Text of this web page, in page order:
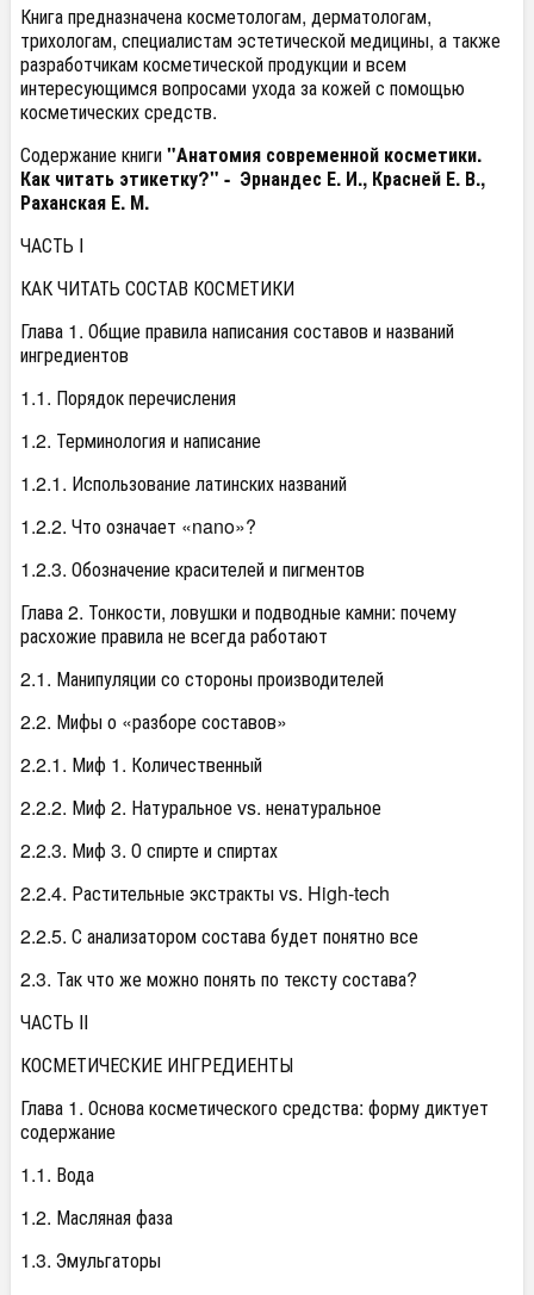
Книга предназначена косметологам, дерматологам,
трихологам, специалистам эстетической медицины, а также
разработчикам косметической продукции и всем
интересующимся вопросами ухода за кожей с помощью
косметических средств.
Содержание книги"Анатомия современной косметики.
Как читать этикетку?" - Эрнандес Е. И., Красней Е. В.,
Раханская Е. М.
ЧАСТЬ I
КАК ЧИТАТЬ СОСТАВ КОСМЕТИКИ
Глава 1. Общие правила написания составов и названий
ингредиентов
1.1. Порядок перечисления
1.2. Терминология и написание
1.2.1. Использование латинских названий
1.2.2. Что означает «nano»?
1.2.3. Обозначение красителей и пигментов
Глава 2. Тонкости, ловушки и подводные камни: почему
расхожие правила не всегда работают
2.1. Манипуляции со стороны производителей
2.2. Мифы о «разборе составов»
2.2.1. Миф 1. Количественный
2.2.2. Миф 2. Натуральное vs. ненатуральное
2.2.3. Миф 3. О спирте и спиртах
2.2.4. Растительные экстракты vs. High-tech
2.2.5. С анализатором состава будет понятно все
2.3. Так что же можно понять по тексту состава?
ЧАСТЬ II
КОСМЕТИЧЕСКИЕ ИНГРЕДИЕНТЫ
Глава 1. Основа косметического средства: форму диктует
содержание
1.1. Вода
1.2. Масляная фаза
1.3. Эмульгаторы